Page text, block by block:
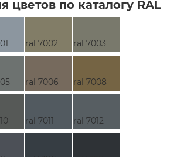
цветов по каталогу RAL
ral 7002 ral 7003
ral 7006 ral 7008
ral 7011 ral 7012